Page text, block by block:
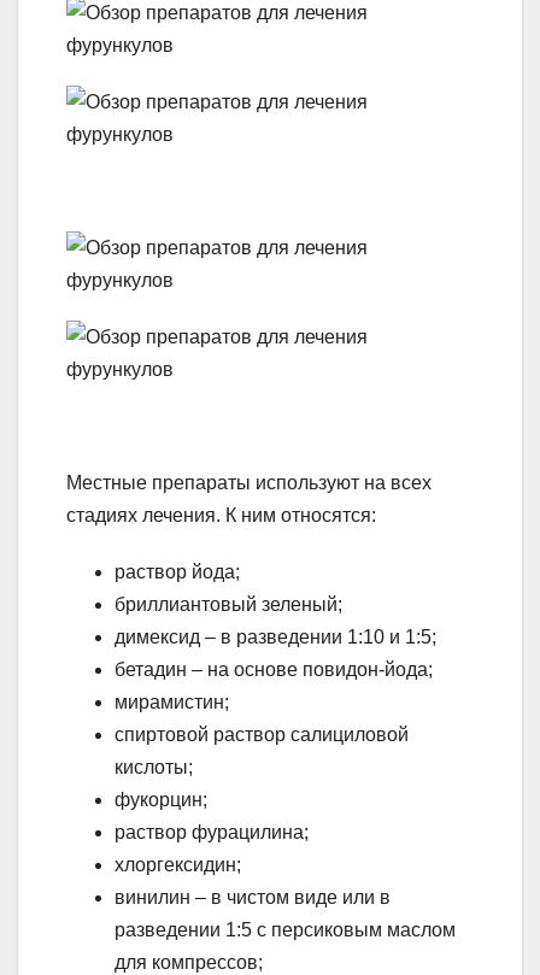
Местные препараты используют на всех
стадиях лечения. К ним относятся:
раствор йода;
бриллиантовый зеленый;
димексид – в разведении 1:10 и 1:5;
бетадин – на основе повидон-йода;
мирамистин;
спиртовой раствор салициловой
кислоты;
фукорцин;
раствор фурацилина;
хлоргексидин;
винилин – в чистом виде или в
разведении 1:5 с персиковым маслом
для компрессов;